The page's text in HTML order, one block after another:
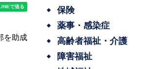
を助成
保険
薬事・感染症
高齢者福祉・介護
障害福祉